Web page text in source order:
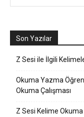
Son Yazılar
Z Sesi ile İlgili
Okuma Yazma
Okuma Çalışması
Z Sesi Kelime Okuma